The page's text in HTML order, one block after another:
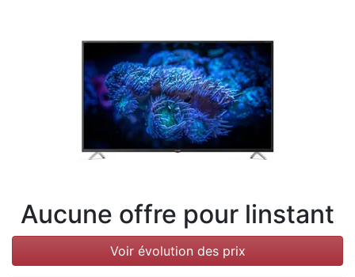
Catégories
Aucune offre pour linstant
Voir évolution des prix